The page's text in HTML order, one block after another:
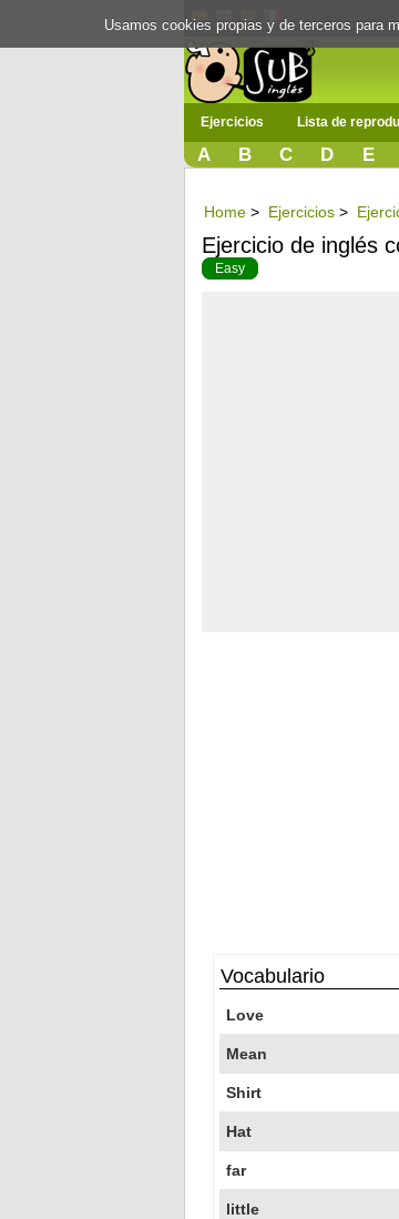
Ejercicios Lista de
A B C D E
Home > Ejercicios >
Ejercicio de inglés
Easy
Vocabulario
Love
Mean
Shirt
Hat
far
little
Usamos cookies propias y de terceros para